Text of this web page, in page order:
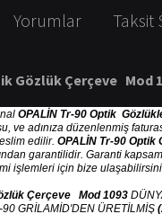
Yorumlar Taksit
Gözlük Çerçeve Mod
OPALİN Tr-90 Optik
ve adınıza düzenlenmiş
edilir. OPALİN Tr-90 Optik
garantilidir. Garanti
işlemleri için bize
Çerçeve Mod 1093
GRİLAMİD'DEN ÜRETİLMİŞ